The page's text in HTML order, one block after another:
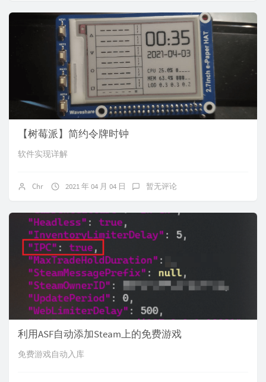
【树莓派】简约令牌时钟
软件实现详解
Chr 2021 年 04 月 04 日 暂无评论
利用ASF自动添加Steam上的免费游戏
免费游戏自动入库